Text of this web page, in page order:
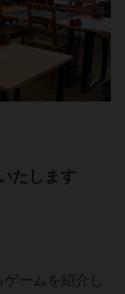
たします
ームを紹介し